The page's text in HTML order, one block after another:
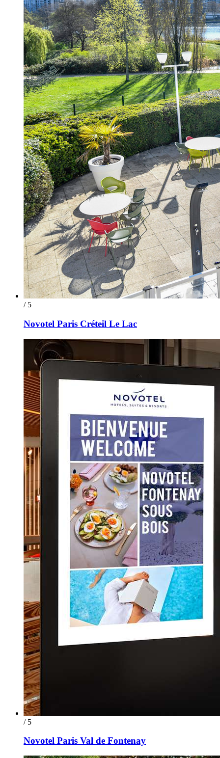
/ 5
Novotel Paris Créteil Le Lac
/ 5
Novotel Paris Val de Fontenay